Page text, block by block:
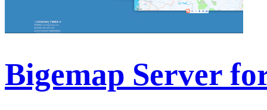
Bigemap Server